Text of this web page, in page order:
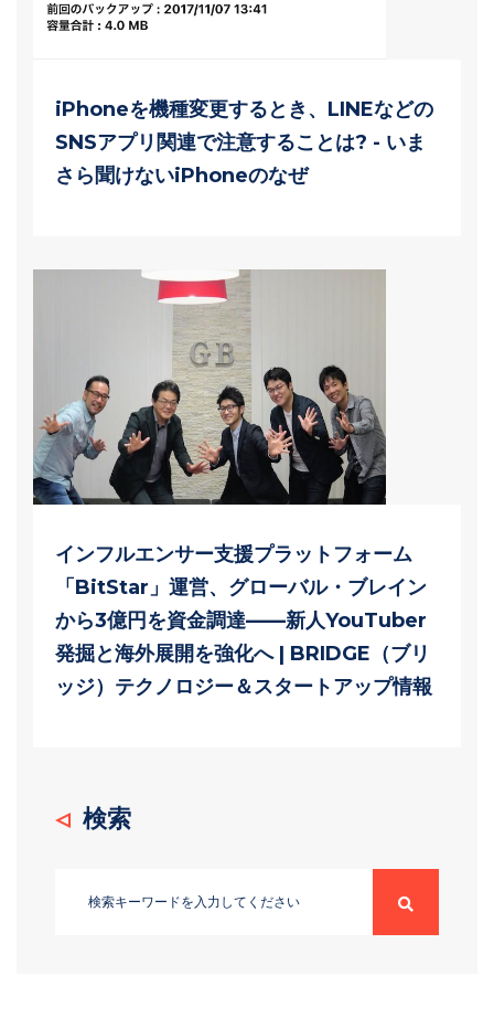
iPhoneを機種変更するとき、LINEなどの
SNSアプリ関連で注意することは? - いま
さら聞けないiPhoneのなぜ
インフルエンサー支援プラットフォーム
「BitStar」運営、グローバル・ブレイン
から3億円を資金調達——新人YouTuber
発掘と海外展開を強化へ | BRIDGE（ブリ
ッジ）テクノロジー＆スタートアップ情報
検索